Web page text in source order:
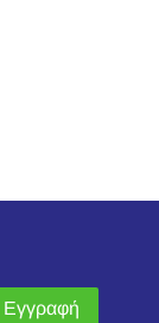
Εγγραφή